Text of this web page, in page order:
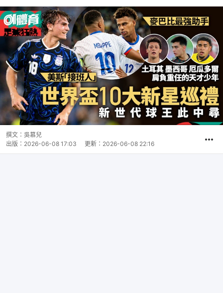
撰文： 吳慕兒
出版： 2026-06-08 17:03 更新： 2026-06-08 22:16